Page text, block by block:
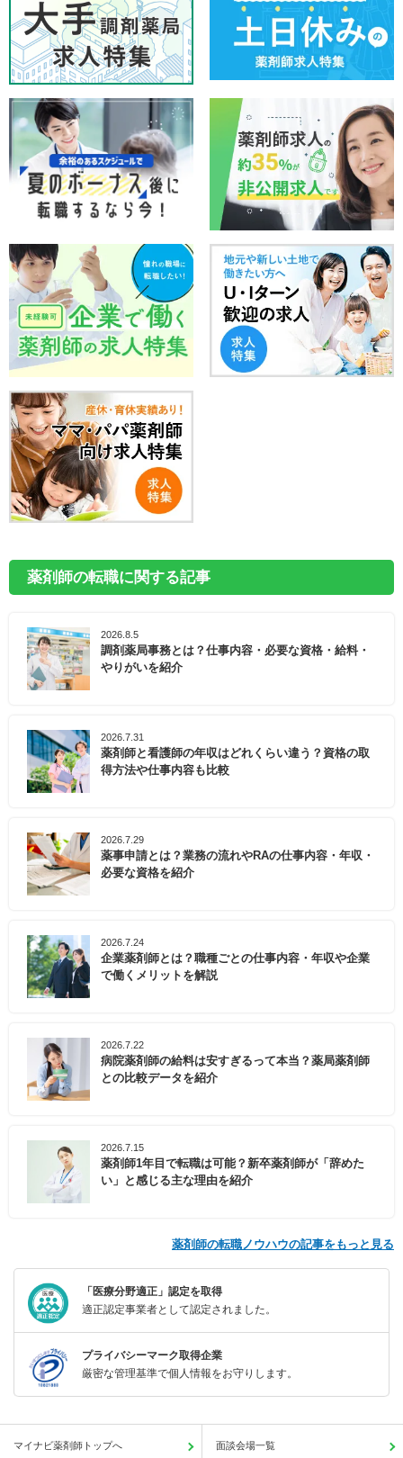
薬剤師の転職に関する記事
2026.8.5
調剤薬局事務とは？仕事内容・必要な資格・給料・
やりがいを紹介
2026.7.31
薬剤師と看護師の年収はどれくらい違う？資格の取
得方法や仕事内容も比較
2026.7.29
薬事申請とは？業務の流れやRAの仕事内容・年収・
必要な資格を紹介
2026.7.24
企業薬剤師とは？職種ごとの仕事内容・年収や企業
で働くメリットを解説
2026.7.22
病院薬剤師の給料は安すぎるって本当？薬局薬剤師
との比較データを紹介
2026.7.15
薬剤師1年目で転職は可能？新卒薬剤師が「辞めた
い」と感じる主な理由を紹介
薬剤師の転職ノウハウの記事をもっと見る
「医療分野適正」認定を取得
適正認定事業者として認定されました。
プライバシーマーク取得企業
厳密な管理基準で個人情報をお守りします。
マイナビ薬剤師トップへ 面談会場一覧